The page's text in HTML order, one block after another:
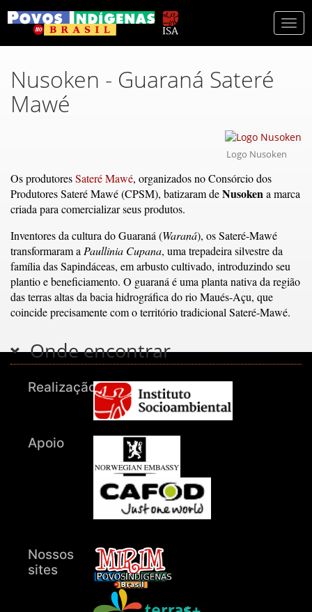
Nusoken - Guaraná Sateré
Mawé
Logo Nusoken
Os produtoresSateré Mawé, organizados no Consórcio dos
Produtores Sateré Mawé (CPSM), batizaram deNusokena marca
criada para comercializar seus produtos.
Inventores da cultura do Guaraná (Waraná), os Sateré-Mawé
transformaram a Paullinia Cupana, uma trepadeira silvestre da
família das Sapindáceas, em arbusto cultivado, introduzindo seu
plantio e beneficiamento. O guaraná é uma planta nativa da região
das terras altas da bacia hidrográfica do rio Maués-Açu, que
coincide precisamente com o território tradicional Sateré-Mawé.
Onde encontrar